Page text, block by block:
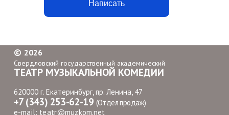
Написать
© 2026
Свердловский государственный академический
ТЕАТР МУЗЫКАЛЬНОЙ КОМЕДИИ
620000 г. Екатеринбург, пр. Ленина, 47
+7 (343) 253-62-19 (Отдел продаж)
e-mail: teatr@muzkom.net